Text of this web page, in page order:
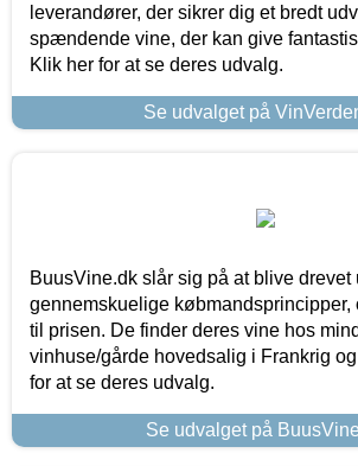
leverandører, der sikrer dig et bredt
spændende vine, der kan give
Klik her for at se deres udvalg.
Se udvalget på
BuusVine.dk slår sig på at blive drevet
gennemskuelige købmandsprincipper,
til prisen. De finder deres vine hos
vinhuse/gårde hovedsalig i Frankrig
for at se deres udvalg.
Se udvalget på